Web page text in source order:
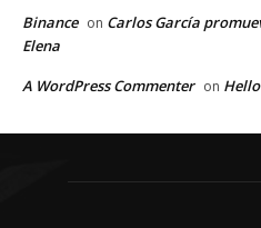
Binance on Carlos García
Elena
A WordPress Commenter on